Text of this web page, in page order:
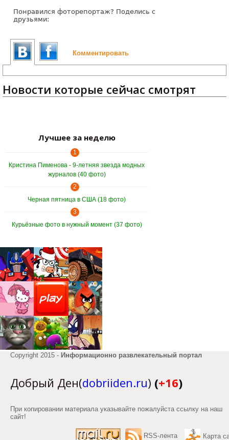
Понравился фоторепортаж? Поделись с
друзьями:
Комментировать
Новости которые сейчас смотрят
Лучшее за неделю
1
Кристина Пименова - 9-летняя звезда модных
журналов (40 фото)
2
Черная пятница в США (18 фото)
3
Курьёзные фото в нужный момент (37 фото)
Copyright 2015 - Информационно развлекательный портал
Добрый Ден(dobriiden.ru) (+16)
При копировании материала указывайте пожалуйста ссылку на наш
сайт!
RSS-лента Карта